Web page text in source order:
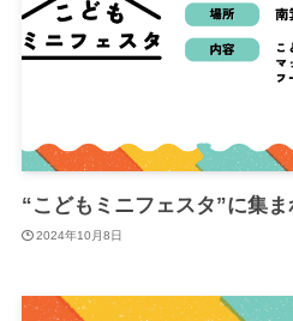
“こどもミニフェスタ”に集ま
2024年10月8日